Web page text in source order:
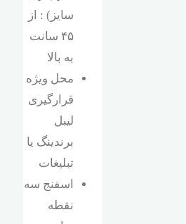
سایز) : از
۴۵ سانت
به بالا
محل ویژه
قرارگیری
لیبل
برندینگ یا
تبلیغات
اسفنج سه
نقطه